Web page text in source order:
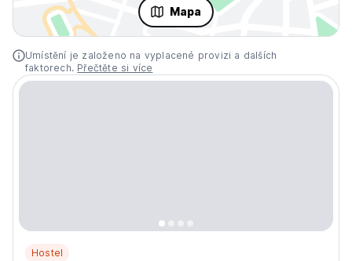
Mapa
Umístění je založeno na vyplacené provizi a dalších
faktorech. Přečtěte si více
Hostel